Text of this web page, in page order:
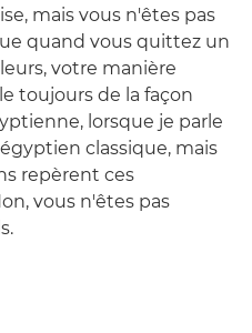
mais vous n'êtes pas
quand vous quittez un
votre manière
toujours de la façon
lorsque je parle
classique, mais
repèrent ces
vous n'êtes pas